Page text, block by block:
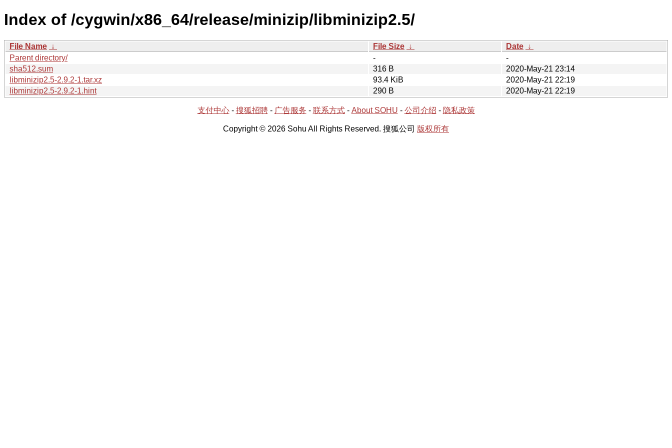
Index of /cygwin/x86_64/release/minizip/libminizip2.5/
File Name ↓ File Size ↓ Date ↓
Parent directory/
-
-
sha512.sum
316 B
2020-May-21 23:14
libminizip2.5-2.9.2-1.tar.xz
93.4 KiB
2020-May-21 22:19
libminizip2.5-2.9.2-1.hint
290 B 2020-May-21 22:19
支付中心- 搜狐招聘- 广告服务 - 联系方式- About SOHU - 公司介绍 - 隐私政策
Copyright © 2026 Sohu All Rights Reserved. 搜狐公司 版权所有